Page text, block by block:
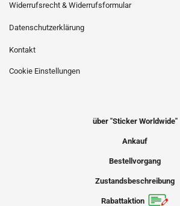
Widerrufsrecht & Widerrufsformular
Datenschutzerklärung
Kontakt
Cookie Einstellungen
über "Sticker Worldwide"
Ankauf
Bestellvorgang
Zustandsbeschreibung
Rabattaktion